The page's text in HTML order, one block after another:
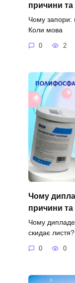
причини та
Чому запори:
Коли мова
0 2
Чому
причини
Чому
скидає листя?
0 0